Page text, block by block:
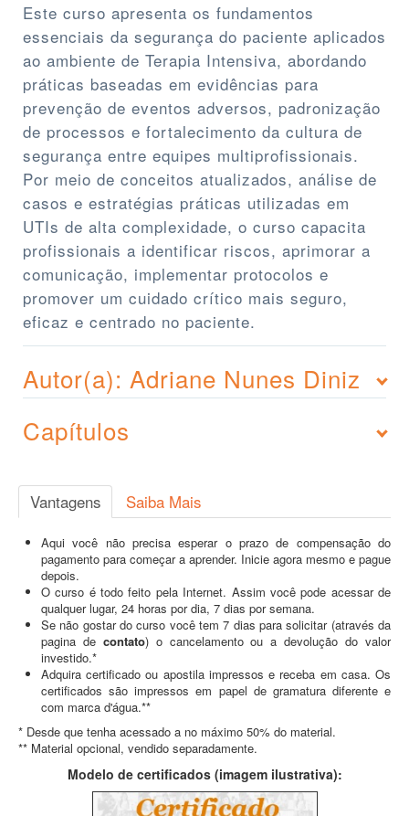
Este curso apresenta os fundamentos
essenciais da segurança do paciente aplicados
ao ambiente de Terapia Intensiva, abordando
práticas baseadas em evidências para
prevenção de eventos adversos, padronização
de processos e fortalecimento da cultura de
segurança entre equipes multiprofissionais.
Por meio de conceitos atualizados, análise de
casos e estratégias práticas utilizadas em
UTIs de alta complexidade, o curso capacita
profissionais a identificar riscos, aprimorar a
comunicação, implementar protocolos e
promover um cuidado crítico mais seguro,
eficaz e centrado no paciente.
Autor(a): Adriane Nunes Diniz
Capítulos
Vantagens Saiba Mais
Aqui você não precisa esperar o prazo de compensação do
pagamento para começar a aprender. Inicie agora mesmo e pague
depois.
O curso é todo feito pela Internet. Assim você pode acessar de
qualquer lugar, 24 horas por dia, 7 dias por semana.
Se não gostar do curso você tem 7 dias para solicitar (através da
pagina de contato) o cancelamento ou a devolução do valor
investido.*
Adquira certificado ou apostila impressos e receba em casa. Os
certificados são impressos em papel de gramatura diferente e
com marca d'água.**
* Desde que tenha acessado a no máximo 50% do material.
** Material opcional, vendido separadamente.
Modelo de certificados (imagem ilustrativa):